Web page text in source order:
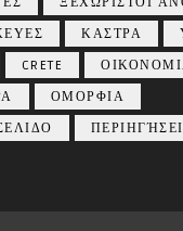
ΚΑΣΤΡΑ
CRETE
ΟΜΟΡΦΙΑ